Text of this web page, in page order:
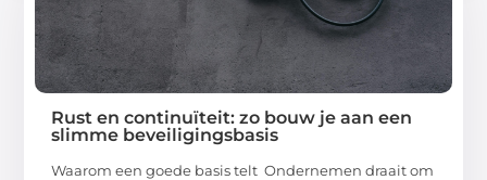
Rust en continuïteit: zo bouw je aan een
slimme beveiligingsbasis
Waarom een goede basis telt Ondernemen draait om